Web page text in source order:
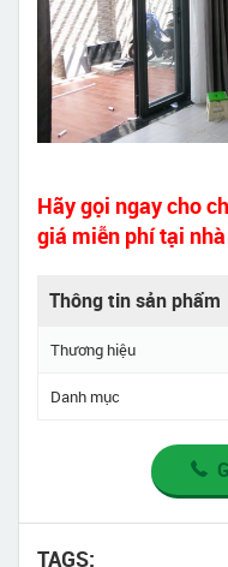
Hãy gọi ngay cho
giá miễn phí tại
Thông tin sản phẩm
Thương hiệu
Danh mục
TAGS: